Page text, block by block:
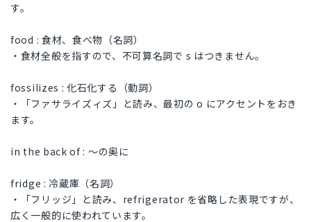
す。
food : 食材、食べ物（名詞）
・食材全般を指すので、不可算名詞で s はつきません。
fossilizes : 化石化する（動詞）
・「ファサライズィズ」と読み、最初の o にアクセントをおき
ます。
in the back of : 〜の奥に
fridge : 冷蔵庫（名詞）
・「フリッジ」と読み、refrigerator を省略した表現ですが、
広く一般的に使われています。